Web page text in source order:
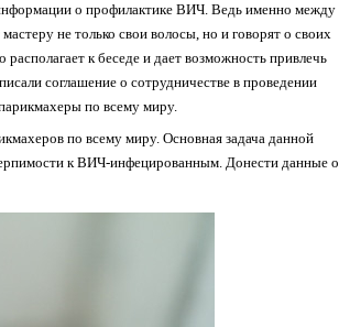
о профилактике ВИЧ. Ведь именно между
не только свои волосы, но и говорят о своих
к беседе и дает возможность привлечь
соглашение о сотрудничестве в проведении
по всему миру.
по всему миру. Основная задача данной
к ВИЧ-инфецированным. Донести данные о